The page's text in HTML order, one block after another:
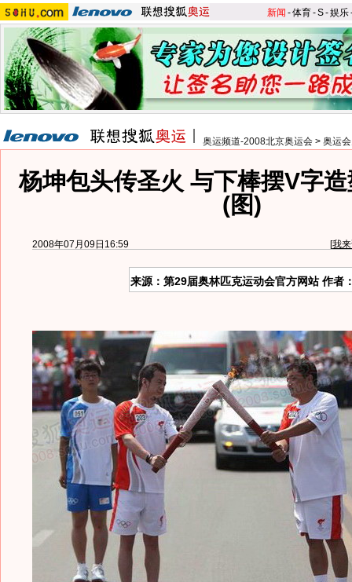
新闻 -体育-S-娱乐
奥运频道-2008北京奥运会 > 奥运
杨坤包头传圣火 与下棒摆V字
(图)
2008年07月09日16:59 [我
来源：第29届奥林匹克运动会官方网站 作者